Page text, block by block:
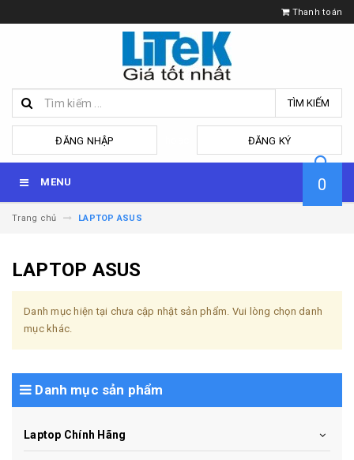
Thanh toán
TÌM KIẾM
ĐĂNG NHẬP ĐĂNG KÝ
MENU 0
Trang chủ LAPTOP ASUS
LAPTOP ASUS
Danh mục hiện tại chưa cập nhật sản phẩm. Vui lòng chọn danh
mục khác.
Danh mục sản phẩm
Laptop Chính Hãng